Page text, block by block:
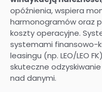
opóźnienia, wspiera
harmonogramów oraz
koszty operacyjne.
systemami finansowo-
leasingu (np. LEO/LEO
skuteczne
nad danymi.